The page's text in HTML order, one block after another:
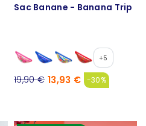
Sac Banane - Banana Trip
+5
19,90 € 13,93 € -30%